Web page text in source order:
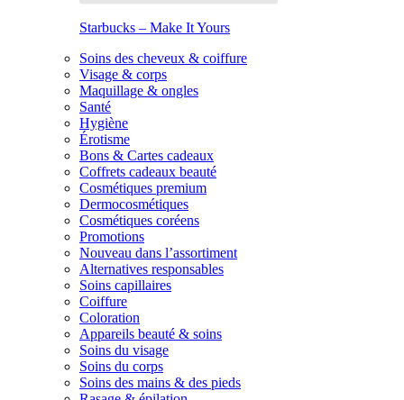
Starbucks – Make It Yours
Soins des cheveux & coiffure
Visage & corps
Maquillage & ongles
Santé
Hygiène
Érotisme
Bons & Cartes cadeaux
Coffrets cadeaux beauté
Cosmétiques premium
Dermocosmétiques
Cosmétiques coréens
Promotions
Nouveau dans l’assortiment
Alternatives responsables
Soins capillaires
Coiffure
Coloration
Appareils beauté & soins
Soins du visage
Soins du corps
Soins des mains & des pieds